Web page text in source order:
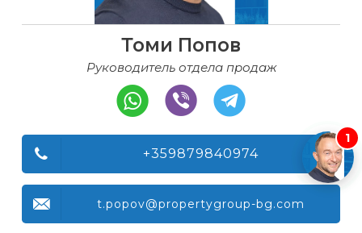
Томи Попов
Руководитель отдела продаж
+359879840974
t.popov@propertygroup-bg.com
1